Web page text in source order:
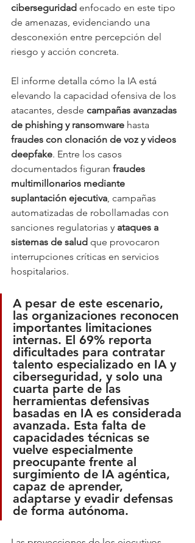
ciberseguridad enfocado en este tipo
de amenazas, evidenciando una
desconexión entre percepción del
riesgo y acción concreta.
El informe detalla cómo la IA está
elevando la capacidad ofensiva de los
atacantes, desde campañas avanzadas
de phishing y ransomware hasta
fraudes con clonación de voz y videos
deepfake. Entre los casos
documentados figuran fraudes
multimillonarios mediante
suplantación ejecutiva, campañas
automatizadas de robollamadas con
sanciones regulatorias y ataques a
sistemas de salud que provocaron
interrupciones críticas en servicios
hospitalarios.
A pesar de este escenario,
las organizaciones reconocen
importantes limitaciones
internas. El 69% reporta
dificultades para contratar
talento especializado en IA y
ciberseguridad , y solo una
cuarta parte de las
herramientas defensivas
basadas en IA es considerada
avanzada. Esta falta de
capacidades técnicas se
vuelve especialmente
preocupante frente al
surgimiento de IA agéntica,
capaz de aprender,
adaptarse y evadir defensas
de forma autónoma.